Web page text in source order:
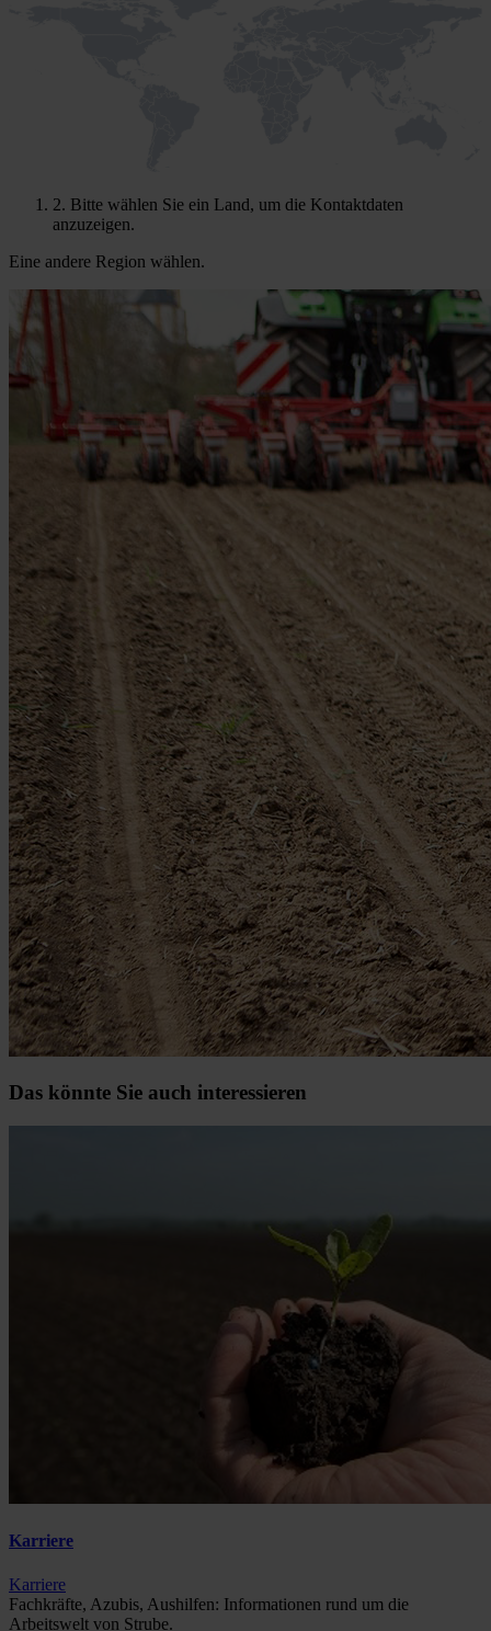
2. Bitte wählen Sie ein Land, um die Kontaktdaten
anzuzeigen.
Eine andere Region wählen.
Das könnte Sie auch interessieren
Karriere
Karriere
Fachkräfte, Azubis, Aushilfen: Informationen rund um die
Arbeitswelt von Strube.